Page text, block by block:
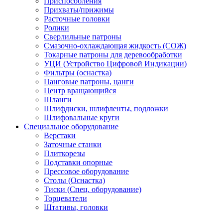
Прихваты/прижимы
Расточные головки
Ролики
Сверлильные патроны
Смазочно-охлаждающая жидкость (СОЖ)
Токарные патроны для деревообработки
УЦИ (Устройство Цифровой Индикации)
Фильтры (оснастка)
Цанговые патроны, цанги
Центр вращающийся
Шланги
Шлифдиски, шлифленты, подложки
Шлифовальные круги
Специальное оборудование
Верстаки
Заточные станки
Плиткорезы
Подставки опорные
Прессовое оборудование
Столы (Оснастка)
Тиски (Спец. оборудование)
Торцеватели
Штативы, головки